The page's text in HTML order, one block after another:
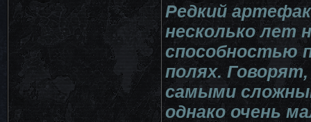
Редкий
несколько лет
способностью
полях.
самыми
однако очень